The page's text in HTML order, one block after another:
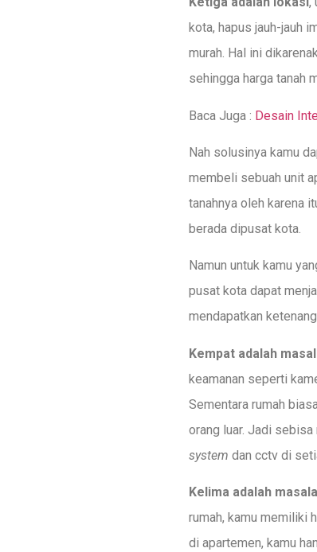
kota, hapus jauh-jauh
murah. Hal ini
sehingga harga tanah
Baca Juga : Desain
Nah solusinya kamu
membeli sebuah unit
tanahnya oleh karena
berada dipusat kota.
Namun untuk kamu
pusat kota dapat
mendapatkan
Kempat adalah
keamanan seperti
Sementara rumah
orang luar. Jadi sebisa
system dan cctv di
Kelima adalah
rumah, kamu memiliki
di apartemen, kamu